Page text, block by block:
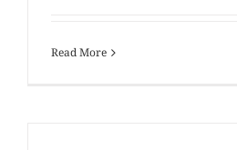
Read More